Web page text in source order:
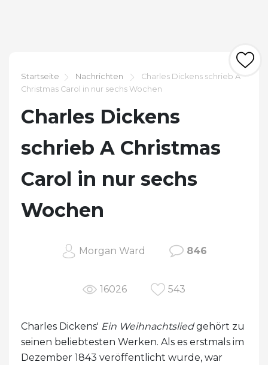
Startseite Nachrichten
Charles Dickens schrieb A
Christmas Carol in nur sechs Wochen
Charles Dickens
schrieb A Christmas
Carol in nur sechs
Wochen
Morgan Ward 846
16026 543
Charles Dickens' Ein Weihnachtsliedgehört zu
seinen beliebtesten Werken. Als es erstmals im
Dezember 1843 veröffentlicht wurde, war